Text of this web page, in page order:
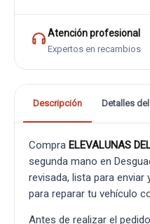
Atención profesional
Expertos en recambios
Descripción Detalles
Compra ELEVALUNAS
segunda mano en
revisada, lista para
para reparar tu vehículo
Antes de realizar el